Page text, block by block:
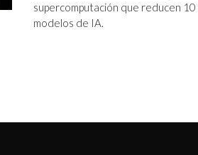
supercomputación que reducen
modelos de IA.